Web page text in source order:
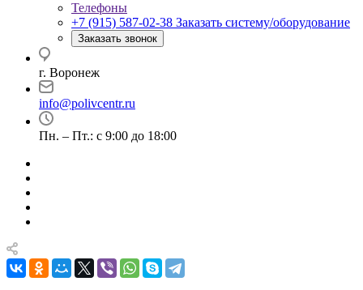
Телефоны
+7 (915) 587-02-38 Заказать систему/оборудование
Заказать звонок
г. Воронеж
info@polivcentr.ru
Пн. – Пт.: с 9:00 до 18:00